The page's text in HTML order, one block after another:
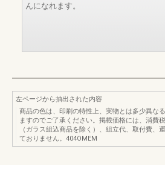
んになれます。
左ページから抽出された内容
商品の色は、印刷の特性上、実物とは多少異な
ますのでご了承ください。掲載価格には、消費
（ガラス組込商品を除く）、組立代、取付費、
ておりません。404OMEM